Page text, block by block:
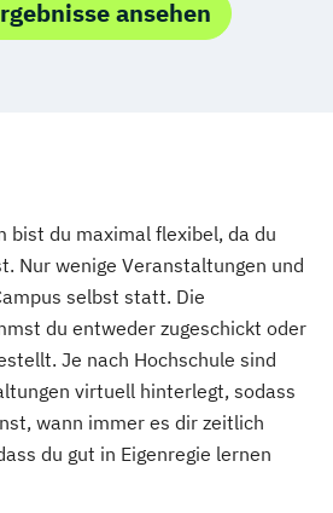
ansehen
bist du maximal flexibel, da du
Nur wenige Veranstaltungen und
selbst statt. Die
du entweder zugeschickt oder
Je nach Hochschule sind
virtuell hinterlegt, sodass
wann immer es dir zeitlich
du gut in Eigenregie lernen